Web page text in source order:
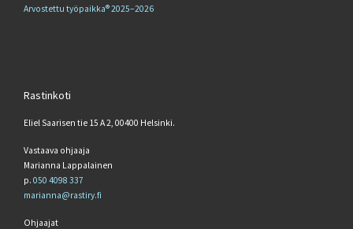
Arvostettu työpaikka® 2025–2026
Rastinkoti
Eliel Saarisen tie 15 A 2, 00400 Helsinki.
Vastaava ohjaaja
Marianna Lappalainen
p. 050 4098 337
marianna@rastiry.fi
Ohjaajat